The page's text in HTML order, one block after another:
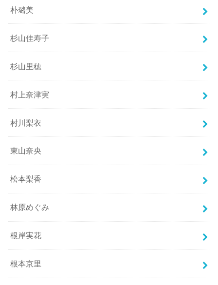
朴璐美
杉山佳寿子
杉山里穂
村上奈津実
村川梨衣
東山奈央
松本梨香
林原めぐみ
根岸実花
根本京里